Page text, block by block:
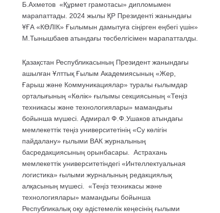
Б.Ахметов «Құрмет грамотасы» дипломымен
марапаттады. 2024 жылы ҚР Президенті жанындағы
ҰҒА «КӨЛІК» Ғылымын дамытуға сіңірген еңбегі үшін»
М.Тынышбаев атындағы төсбелгісімен марапатталды.
Қазақстан Республикасының Президент жанындағы
ашылған Ұлттық Ғылым Академиясының «Жер,
Ғарыш және Коммуникациялар» туралы ғылымдар
орталығының «Көлік» ғылымы секциясының «Теңіз
техникасы және технологиялары» мамандығы
бойынша мүшесі. Адмирал Ф.Ф.Ушаков атындағы
мемлекеттік теңіз университетінің «Су көлігін
пайдалану» ғылыми ВАК журналының
басредакциясының орынбасары. Астрахань
мемлекеттік университетіндегі «Интеллектуальная
логистика» ғылыми журналының редакциялық
алқасының мүшесі. «Теңіз техникасы және
технологиялары» мамандығы бойынша
Республикалық оқу әдістемелік кеңесінің ғылыми